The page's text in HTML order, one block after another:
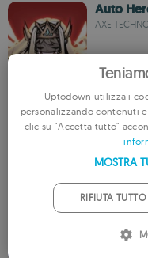
Auto
AXE
Strive
4399 NET
Aura
X-Legend
Uptodown utilizza i
personalizzando contenuti
clic su "Accetta tutto"
MOSTRA
RIFIUTA TUTTO